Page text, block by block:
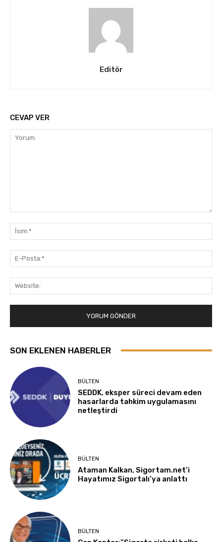
Editör
CEVAP VER
SON EKLENEN HABERLER
BÜLTEN
SEDDK, eksper süreci devam eden
hasarlarda tahkim uygulamasını
netleştirdi
BÜLTEN
Ataman Kalkan, Sigortam.net’i
Hayatımız Sigortalı’ya anlattı
BÜLTEN